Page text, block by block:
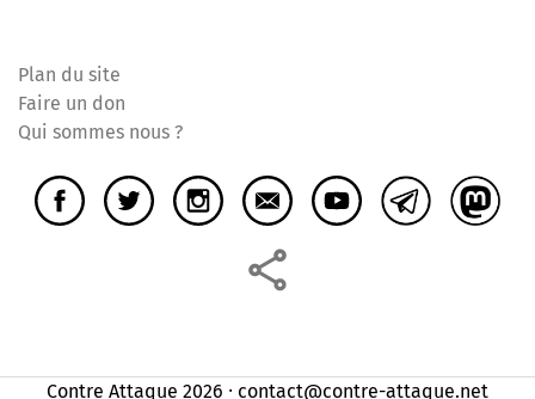
Plan du site
Faire un don
Qui sommes nous ?
Contre Attaque 2026 ⸱ contact@contre-attaque.net